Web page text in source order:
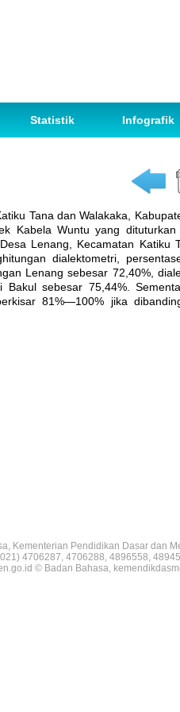
Statistik Infografik
Tana dan Walakaka,
Kabela Wuntu yang dituturkan
Lenang, Kecamatan Katiku
dialektometri,
Lenang sebesar 72,40%,
sebesar 75,44%.
81%—100% jika
Kementerian Pendidikan Dasar dan
4706287, 4706288, 4896558,
© Badan Bahasa,